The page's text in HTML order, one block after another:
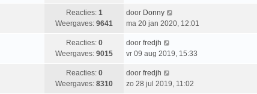
c
h
e
c
h
e
b
e
c
h
t
s
e
b
e
Reacties: 1
Weergaves: 9641
L
a
t
s
e
b
door Donny
ma 20 jan 2020, 12:01
Reacties: 0
Weergaves: 9015
L
a
t
s
door fredjh
vr 09 aug 2019, 15:33
Reacties: 0
Weergaves: 8310
L
a
door fredjh
zo 28 jul 2019, 11:02